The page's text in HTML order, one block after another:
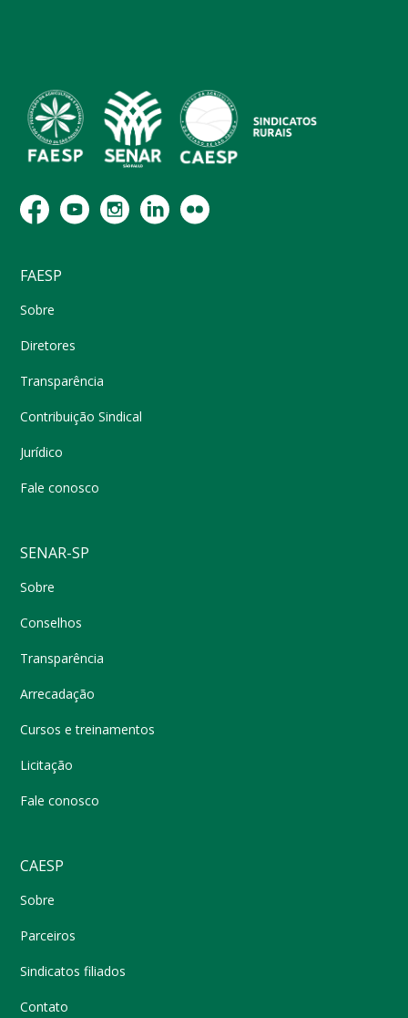
FAESP
Sobre
Diretores
Transparência
Contribuição Sindical
Jurídico
Fale conosco
SENAR-SP
Sobre
Conselhos
Transparência
Arrecadação
Cursos e treinamentos
Licitação
Fale conosco
CAESP
Sobre
Parceiros
Sindicatos filiados
Contato